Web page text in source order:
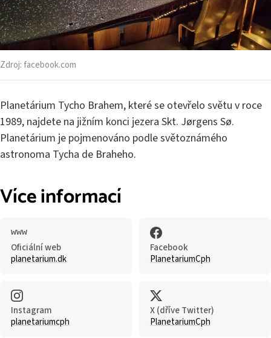
Zdroj:facebook.com
Planetárium Tycho Brahem, které se otevřelo světu v roce
1989, najdete na jižním konci jezera Skt. Jørgens Sø.
Planetárium je pojmenováno podle světoznámého
astronoma Tycha de Braheho.
Více informací
Oficiální web
planetarium.dk
Facebook
PlanetariumCph
Instagram
planetariumcph
X (dříve Twitter)
PlanetariumCph